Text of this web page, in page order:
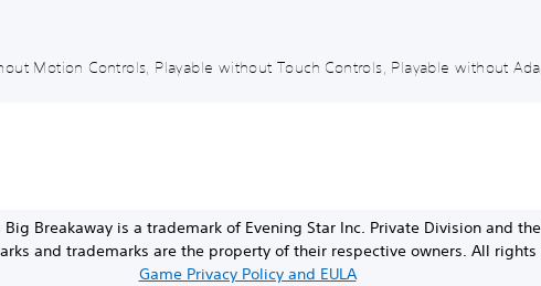
Motion Controls, Playable without Touch Controls, Playable without
Breakaway is a trademark of Evening Star Inc. Private Division and
and trademarks are the property of their respective owners. All rights
Game Privacy Policy and EULA